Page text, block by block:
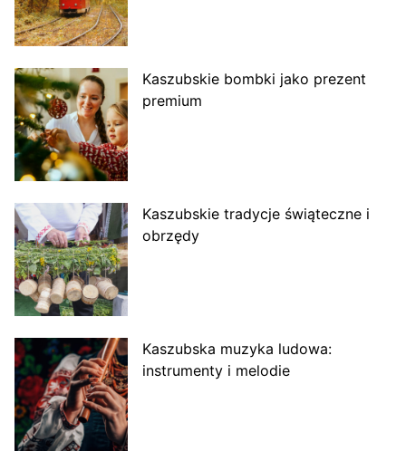
Kaszubskie bombki jako prezent
premium
Kaszubskie tradycje świąteczne i
obrzędy
Kaszubska muzyka ludowa:
instrumenty i melodie